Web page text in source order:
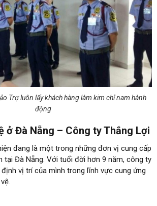
Trợ luôn lấy khách hàng làm kim chỉ nam hành
động
ở Đà Nẵng – Công ty Thắng Lợi
đang là một trong những đơn vị cung cấp
tại Đà Nẵng. Với tuổi đời hơn 9 năm, công ty
vị trí của mình trong lĩnh vực cung ứng